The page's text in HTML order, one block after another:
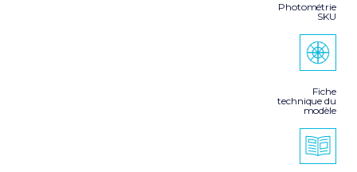
Photométrie
SKU
Fiche
technique du
modèle